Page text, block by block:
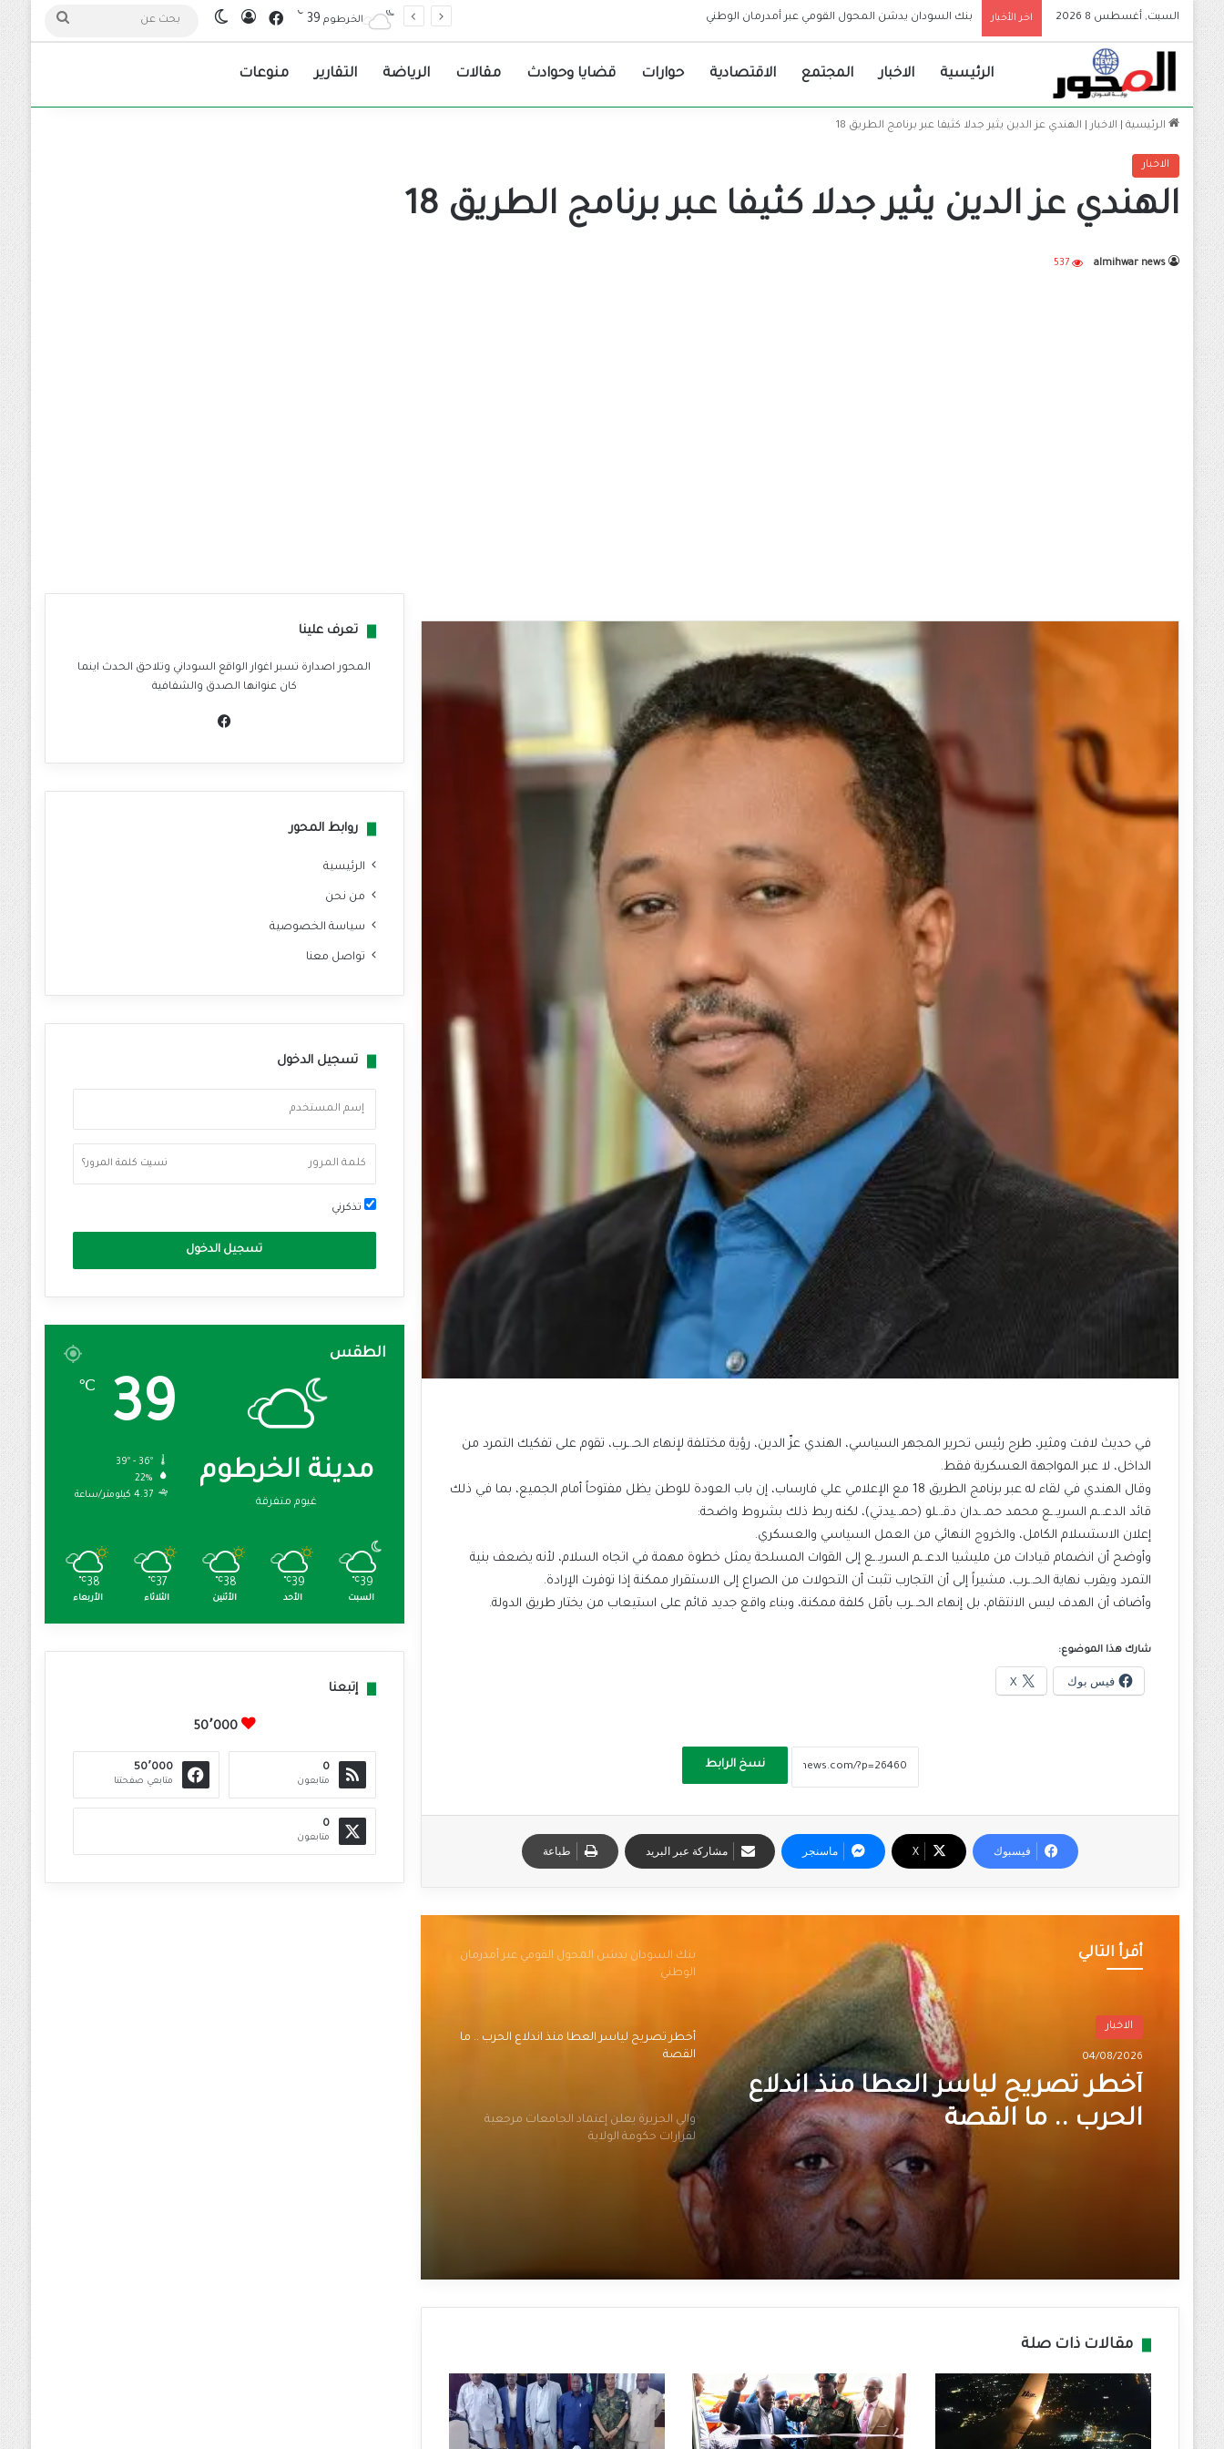
السبت, أغسطس 8 2026 اخر الأخبار بنك السودان يدشن المحول القومي عبر أمدرمان الوطني الخرطوم 39
℃ فيسبوكتسجيل الدخول
الوضع المظلم
الرئيسية الاخبار المجتمع الاقتصادية حوارات قضايا وحوادث مقالات الرياضة التقارير منوعات
الرئيسية الاخبار الهندي عز الدين يثير جدلا كثيفا عبر برنامج الطريق 18
الاخبار
الهندي عز الدين يثير جدلا كثيفا عبر برنامج الطريق 18
almihwar news
537
في حديث لافت ومثير، طرح رئيس تحرير المجهر السياسي، الهندي عزّ الدين، رؤية مختلفة لإنهاء الحـ.ـرب، تقوم على تفكيك التمرد من
الداخل، لا عبر المواجهة العسكرية فقط.
وقال الهندي في لقاء له عبر برنامج الطريق 18 مع الإعلامي علي فارساب، إن باب العودة للوطن يظل مفتوحاً أمام الجميع، بما في ذلك
قائد الدعـ.ـم السريـ.ـع محمد حمـ.ـدان دقـ.ـلو (حمـ.ـيدتي)، لكنه ربط ذلك بشروط واضحة:
إعلان الاستسلام الكامل، والخروج النهائي من العمل السياسي والعسكري.
وأوضح أن انضمام قيادات من مليشيا الدعـ.ـم السريـ.ـع إلى القوات المسلحة يمثل خطوة مهمة في اتجاه السلام، لأنه يضعف بنية
التمرد ويقرب نهاية الحـ.ـرب، مشيراً إلى أن التجارب تثبت أن التحولات من الصراع إلى الاستقرار ممكنة إذا توفرت الإرادة.
وأضاف أن الهدف ليس الانتقام، بل إنهاء الحـ.ـرب بأقل كلفة ممكنة، وبناء واقع جديد قائم على استيعاب من يختار طريق الدولة.
شارك هذا الموضوع:
فيس بوك X
نسخ الرابط
فيسبوك ‫X ماسنجر مشاركة عبر البريد طباعة
أقرأ التالي
الاخبار
04/08/2026
أخطر تصريح لياسر العطا منذ اندلاع
الحرب .. ما القصة
بنك السودان يدشن المحول القومي عبر أمدرمان
الوطني
أخطر تصريح لياسر العطا منذ اندلاع الحرب .. ما
القصة
والي الجزيرة يعلن إعتماد الجامعات مرجعية
لقرارات حكومة الولاية
مقالات ذات صلة
تعرف علينا
المحور اصدارة تسبر اغوار الواقع السوداني وتلاحق الحدث اينما
كان عنوانها الصدق والشفافية
وك
روابط المحور
الرئيسية
من نحن
سياسة الخصوصية
تواصل معنا
تسجيل الدخول
نسيت كلمة المرور؟
تذكرني
تسجيل الدخول
الطقس
مدينة الخرطوم
غيوم متفرقة
39
℃
22%
4.37 كيلومتر/ساعة
39
℃
السبت
39
℃
الأحد
38
℃
الأثنين
37
℃
الثلاثاء
38
℃
الأربعاء
إتبعنا
50٬000
0
متابعون
50٬000
متابعي صفحتنا
0
متابعون